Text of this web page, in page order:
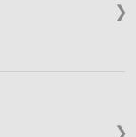
❯
❯